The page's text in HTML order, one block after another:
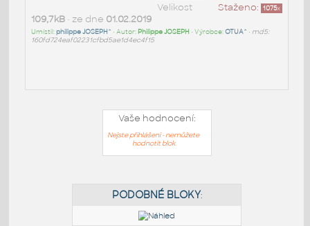
Staženo: 1075x
Velikost
109,7kB• ze dne 01.02.2019
Umístil:philippe JOSEPH^ • Autor: Philippe JOSEPH • Výrobce:OTUA^ • md5:
160fd724eaf02231cfbd5ae1d4ec4f15
Vaše hodnocení:
Nejste přihlášeni - nemůžete
hodnotit blok